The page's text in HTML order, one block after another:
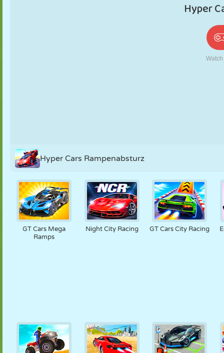
ROBOTER
Hyper Cars Rampenabsturz
GT Cars Mega
Ramps
Night City Racing GT Cars City Racing